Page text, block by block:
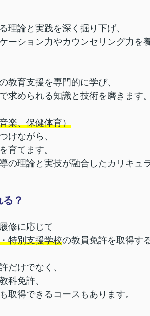
理論と実践を深く掘り下げ、
ーション力やカウンセリング力を養
教育支援を専門的に学び、
求められる知識と技術を磨きます。
楽、保健体育）
けながら、
育てます。
の理論と実技が融合したカリキュラ
？
修に応じて
特別支援学校の教員免許を取得す
だけでなく、
科免許、
取得できるコースもあります。